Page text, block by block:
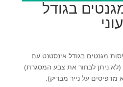
12 מגנטים בגודל
כוללת עד 12 הדפסות מגנטים בגודל אינסטנט עם
ניתן לבחור את צבע המסגרת)
מדפיסים על נייר מבריק).